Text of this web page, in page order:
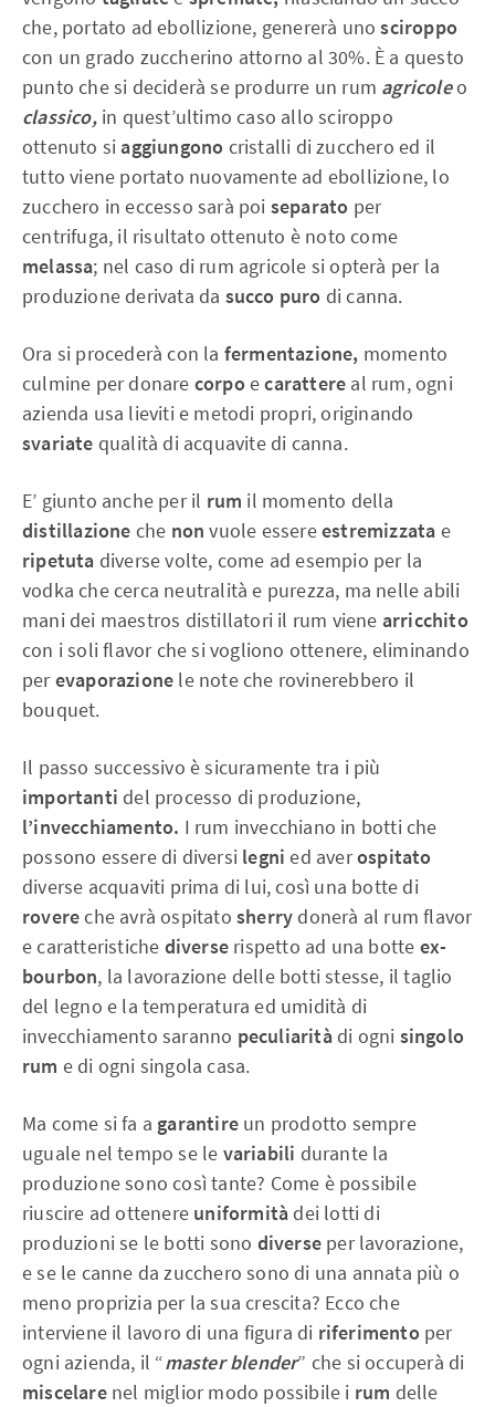
che, portato ad ebollizione, genererà unosciroppo
con un grado zuccherino attorno al 30%. È a questo
punto che si deciderà se produrre un rum agricoleo
classico,in quest’ultimo caso allo sciroppo
ottenuto si aggiungono cristalli di zucchero ed il
tutto viene portato nuovamente ad ebollizione, lo
zucchero in eccesso sarà poi separato per
centrifuga, il risultato ottenuto è noto come
melassa; nel caso di rum agricole si opterà per la
produzione derivata da succo puro di canna.
Ora si procederà con la fermentazione, momento
culmine per donare corpo ecarattere al rum, ogni
azienda usa lieviti e metodi propri, originando
svariate qualità di acquavite di canna.
E’ giunto anche per il rum il momento della
distillazione che non vuole essereestremizzata e
ripetuta diverse volte, come ad esempio per la
vodka che cerca neutralità e purezza, ma nelle abili
mani dei maestros distillatori il rum viene arricchito
con i soli flavor che si vogliono ottenere, eliminando
perevaporazione le note che rovinerebbero il
bouquet.
Il passo successivo è sicuramente tra i più
importanti del processo di produzione,
l’invecchiamento. I rum invecchiano in botti che
possono essere di diversi legni ed averospitato
diverse acquaviti prima di lui, così una botte di
rovereche avrà ospitatosherrydonerà al rum flavor
e caratteristiche diverse rispetto ad una botte ex-
bourbon, la lavorazione delle botti stesse, il taglio
del legno e la temperatura ed umidità di
invecchiamento saranno peculiarità di ogni singolo
rum e di ogni singola casa.
Ma come si fa a garantire un prodotto sempre
uguale nel tempo se le variabili durante la
produzione sono così tante? Come è possibile
riuscire ad ottenere uniformità dei lotti di
produzioni se le botti sono diverse per lavorazione,
e se le canne da zucchero sono di una annata più o
meno proprizia per la sua crescita? Ecco che
interviene il lavoro di una figura di riferimento per
ogni azienda, il “master blender” che si occuperà di
miscelarenel miglior modo possibile i rum delle